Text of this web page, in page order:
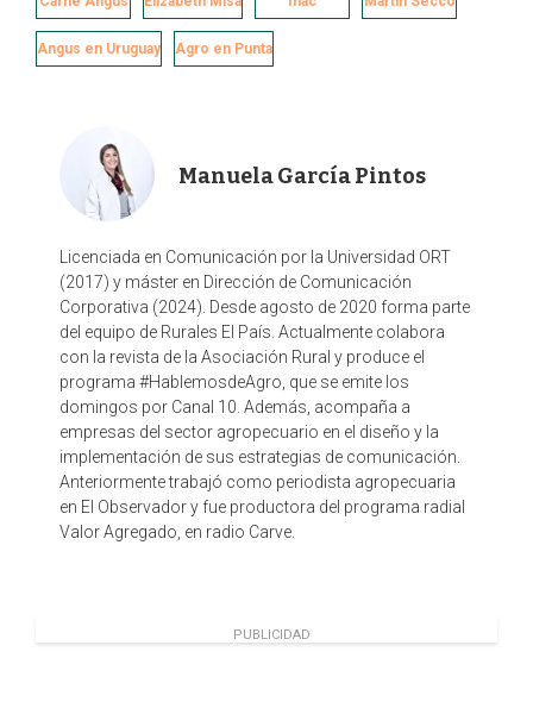
b
o
o
e
d
I
t
e
r
l
Angus en Uruguay Agro en Punta
Manuela García Pintos
Licenciada en Comunicación por la Universidad ORT
(2017) y máster en Dirección de Comunicación
Corporativa (2024). Desde agosto de 2020 forma parte
del equipo de Rurales El País. Actualmente colabora
con la revista de la Asociación Rural y produce el
programa #HablemosdeAgro, que se emite los
domingos por Canal 10. Además, acompaña a
empresas del sector agropecuario en el diseño y la
implementación de sus estrategias de comunicación.
Anteriormente trabajó como periodista agropecuaria
en El Observador y fue productora del programa radial
Valor Agregado, en radio Carve.
PUBLICIDAD